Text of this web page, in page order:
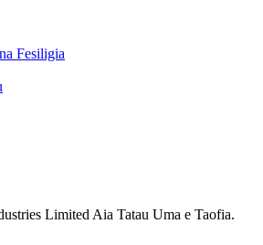
Fesiligia
Limited Aia Tatau Uma e Taofia.